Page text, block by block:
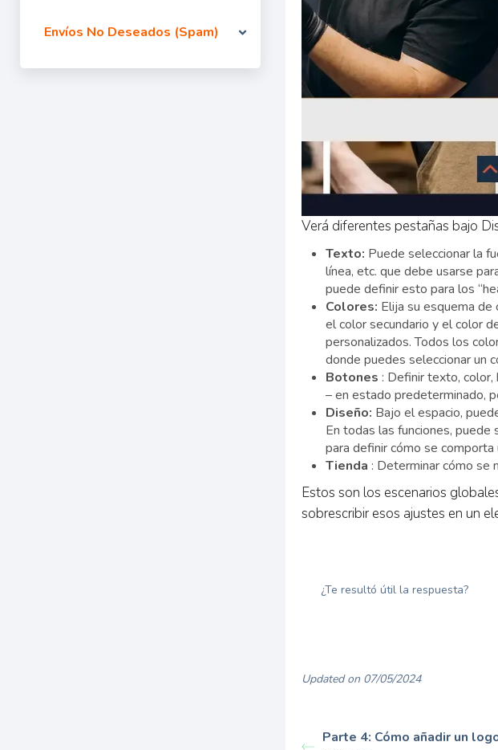
Envíos No Deseados (Spam)
Verá diferentes pestañas bajo
Texto: Puede seleccionar la
línea, etc. que debe usarse
puede definir esto para los
Colores: Elija su esquema
el color secundario y el color
personalizados. Todos los
donde puedes seleccionar un
Botones : Definir texto,
– en estado predeterminado,
Diseño: Bajo el espacio,
En todas las funciones, puede
para definir cómo se
Tienda : Determinar cómo se
Estos son los escenarios
sobrescribir esos ajustes en un
¿Te resultó útil la respuesta?
Updated on 07/05/2024
Parte 4: Cómo añadir un